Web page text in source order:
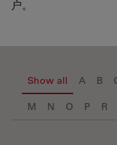
户。
Show all A B
M N O P R